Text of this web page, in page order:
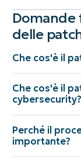
delle
Che cos'è il
Che cos'è il
cybersecurity?
Perché il
importante?